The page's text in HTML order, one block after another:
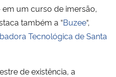
um curso de imersão,
também a “Buzee“,
Tecnológica de Santa
de existência, a